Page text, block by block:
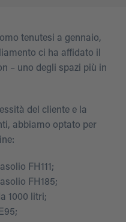
tenutesi a gennaio,
ci ha affidato il
– uno degli spazi più in
del cliente e la
abbiamo optato per
FH111;
FH185;
1000 litri;